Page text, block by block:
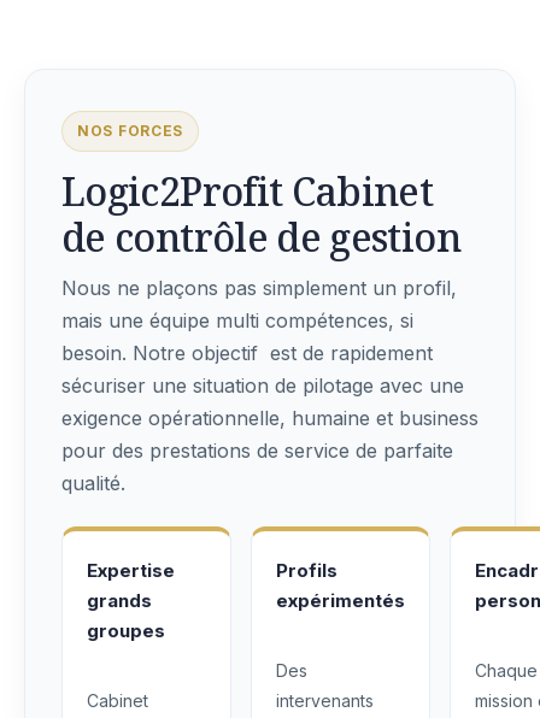
NOS FORCES
Logic2Profit Cabinet
de contrôle de gestion
Nous ne plaçons pas simplement un profil,
mais une équipe multi compétences, si
besoin. Notre objectif est de rapidement
sécuriser une situation de pilotage avec une
exigence opérationnelle, humaine et business
pour des prestations de service de parfaite
qualité.
Expertise
grands
groupes
Cabinet
Profils
expérimentés
Des
intervenants
Chaque
mission